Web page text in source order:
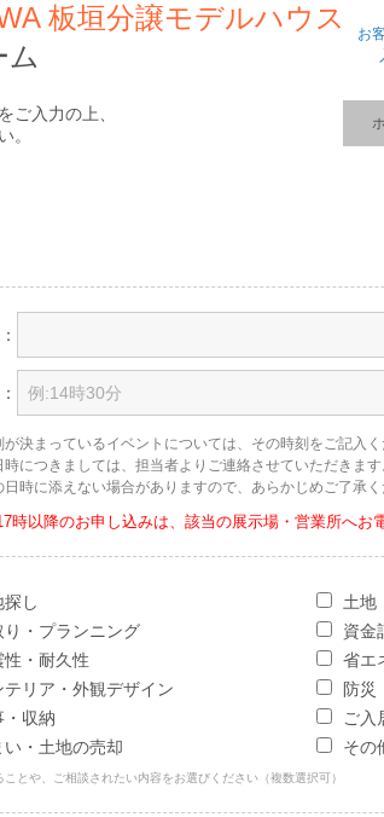
板垣分譲モデルハウス
ム
お
ご入力の上、
。
決まっているイベントについては、その時刻をご記入く
につきましては、担当者よりご連絡させていただきます
時に添えない場合がありますので、あらかじめご了承く
時以降のお申し込みは、該当の展示場・営業所へお
探し
土地
り・プランニング
資金
性・耐久性
省エ
テリア・外観デザイン
防災
・収納
ご入
い・土地の売却
その
ことや、ご相談されたい内容をお選びください（複数選択可）